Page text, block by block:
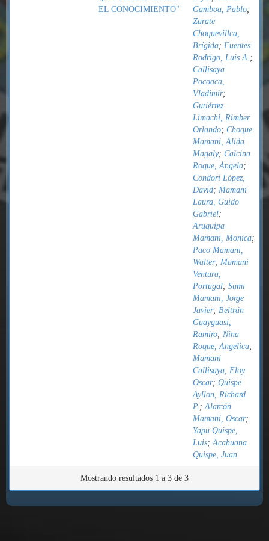
EL CONOCIMIENTO"
Gamboa, Pablo;
Zarate
Choquevillca,
Brígida; Fuentes
Rodrigo, Luis A. ;
Callisaya
Pocoaca,
Vladimir;
Gutiérrez
Limachi, Rimber
Orlando; Choque
Mamani, Alida
Magaly; Calcina
Roque, Ángela;
Condori López,
David; Mamani
Laura, Guido
Gabriel;
Aruquipa
Mamani, Monica;
Paco Mamani,
Walter; Mamani
Ventura,
Portugal; Sumi
Mamani, Jorge
Javier; Beltrán
Guayguasi,
Ramiro; Nina
Roque, Angelica;
Mamani
Callisaya, Eloy
Oscar; Quispe
Ayllon, Richard
P. ;Alarcón
Mamani, Oscar;
Yapu Quispe,
Luis;Acahuana
Quispe, Juan
Mostrando resultados 1 a 3 de 3